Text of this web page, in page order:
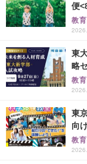
便
教
東
略
教
東
向
教